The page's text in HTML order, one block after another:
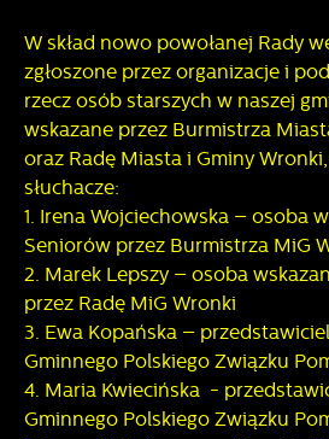
W skład nowo powołanej Rady
zgłoszone przez organizacje i
rzecz osób starszych w naszej
wskazane przez Burmistrza
oraz Radę Miasta i Gminy
słuchacze:
1. Irena Wojciechowska – osoba
Seniorów przez Burmistrza MiG
2. Marek Lepszy – osoba
przez Radę MiG Wronki
3. Ewa Kopańska –
Gminnego Polskiego Związku
4. Maria Kwiecińska -
Gminnego Polskiego Związku
komfort korzystania z funkcjonalności
dopasowanie jej do Twoich
Wyrażenie zgody na funkcjonalne i
cookies gwarantuje dostępność
Więcej
Analityczne
Analityczne pliki cookies pomagają
dostosowywać do Twoich potrzeb.
Cookies analityczne pozwalają na
zakresie wykorzystywania witryny
częstotliwości, z jaką odwiedzane są
Dane pozwalają nam na ocenę
internetowych pod względem ich
użytkowników. Zgromadzone
formie zanonimizowanej. Wyrażenie
pliki cookies gwarantuje dostępność
funkcjonalności.
Więcej
Reklamowe
Dzięki reklamowym plikom cookies
najciekawsze informacje i aktualności
partnerów.